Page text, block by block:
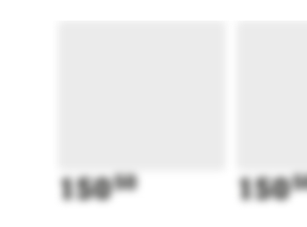
15050 150